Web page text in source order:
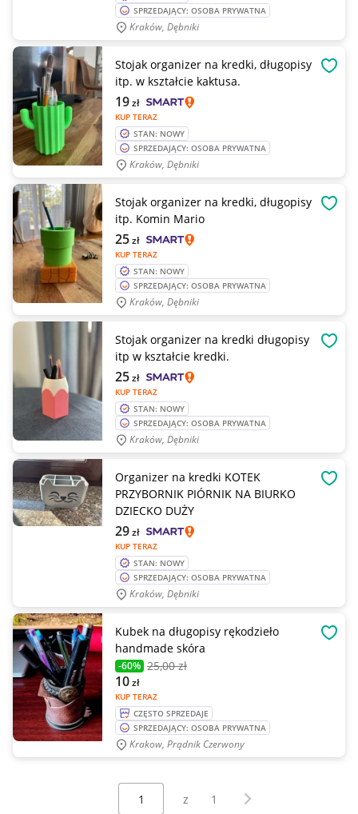
SPRZEDAJĄCY: OSOBA PRYWATNA
Kraków, Dębniki
Stojak organizer na kredki, długopisy
itp. w kształcie kaktusa.
KUP TERAZ
19zł
STAN: NOWY
SPRZEDAJĄCY: OSOBA PRYWATNA
Kraków, Dębniki
Stojak organizer na kredki, długopisy
itp. Komin Mario
KUP TERAZ
25zł
STAN: NOWY
SPRZEDAJĄCY: OSOBA PRYWATNA
Kraków, Dębniki
Stojak organizer na kredki długopisy
itp w kształcie kredki.
KUP TERAZ
25zł
STAN: NOWY
SPRZEDAJĄCY: OSOBA PRYWATNA
Kraków, Dębniki
Organizer na kredki KOTEK
PRZYBORNIK PIÓRNIK NA BIURKO
DZIECKO DUŻY
KUP TERAZ
29zł
STAN: NOWY
SPRZEDAJĄCY: OSOBA PRYWATNA
Kraków, Dębniki
Kubek na długopisy rękodzieło
handmade skóra
-60% 25,00 zł
KUP TERAZ
10zł
CZĘSTO SPRZEDAJE
SPRZEDAJĄCY: OSOBA PRYWATNA
Krakow, Prądnik Czerwony
Wybierz stronę:
z 1 Następna strona